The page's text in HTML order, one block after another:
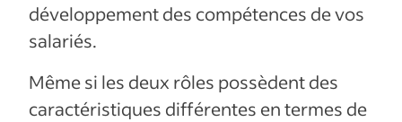
développement des compétences de vos
salariés.
Même si les deux rôles possèdent des
caractéristiques différentes en termes de